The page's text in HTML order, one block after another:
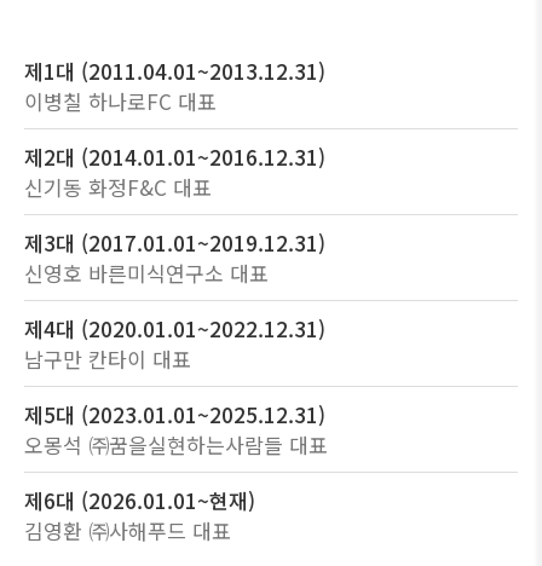
제1대 (2011.04.01~2013.12.31)
이병칠 하나로FC 대표
제2대 (2014.01.01~2016.12.31)
신기동 화정F&C 대표
제3대 (2017.01.01~2019.12.31)
신영호 바른미식연구소 대표
제4대 (2020.01.01~2022.12.31)
남구만 칸타이 대표
제5대 (2023.01.01~2025.12.31)
오몽석 ㈜꿈을실현하는사람들 대표
제6대 (2026.01.01~현재)
김영환 ㈜사해푸드 대표